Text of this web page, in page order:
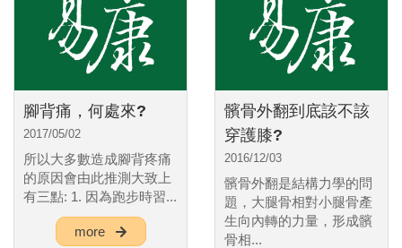
腳背痛，何處來?
2017/05/02
所以大多數造成腳背疼痛
的原因會由此推測大致上
有三點: 1. 因為跑步時習...
more
髕骨外翻到底該不該
穿護膝?
2016/12/03
髕骨外翻是結構力學的問
題，大腿骨相對小腿骨產
生向內轉的力量，形成髕
骨相...